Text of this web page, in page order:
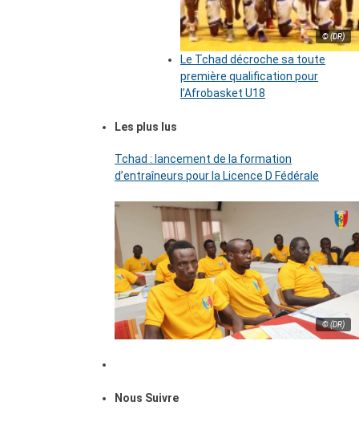
© (DR)
Le Tchad décroche sa toute
première qualification pour
l’Afrobasket U18
Les plus lus
Tchad : lancement de la formation
d’entraîneurs pour la Licence D Fédérale
© (DR)
Nous Suivre